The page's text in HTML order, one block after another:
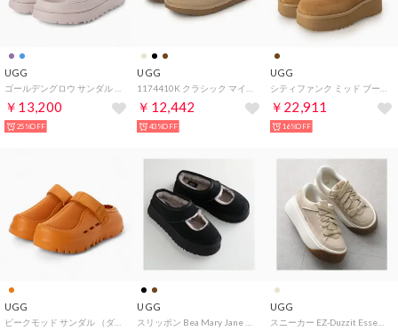
UGG
ゴールデングロウ サンダル （バイフォグ）
￥13,200
25%OFF
UGG
1174410K クラシック マイクロ スリッポン （サンド）
￥12,442
43%OFF
UGG
シティファンク ミッド ブーツ （チェスナット）
￥22,911
16%OFF
UGG UGG UGG
スニーカー EZ-Duzzit Essential Lace Up 1167499 （MDSD/ベージュ他）